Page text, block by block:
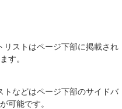
リストはページ下部に掲載され
す。
トなどはページ下部のサイドバ
可能です。